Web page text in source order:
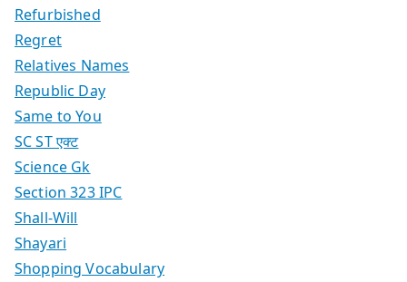
Refurbished
Regret
Relatives Names
Republic Day
Same to You
SC ST एक्ट
Science Gk
Section 323 IPC
Shall-Will
Shayari
Shopping Vocabulary